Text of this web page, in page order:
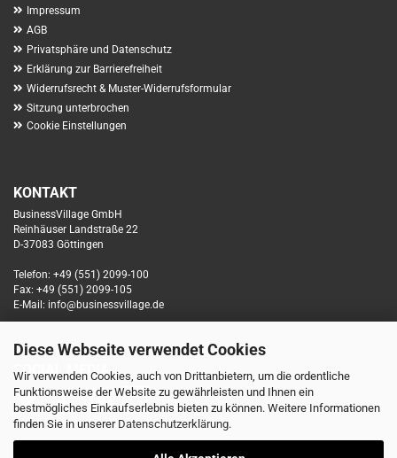
Diese Webseite verwendet Cookies
Wir verwenden Cookies, auch von Drittanbietern, um die ordentliche
Funktionsweise der Website zu gewährleisten und Ihnen ein
bestmögliches Einkaufserlebnis bieten zu können. Weitere Informationen
finden Sie in unserer Datenschutzerklärung.
Impressum
AGB
Privatsphäre und Datenschutz
Erklärung zur Barrierefreiheit
Widerrufsrecht & Muster-Widerrufsformular
Sitzung unterbrochen
Cookie Einstellungen
KONTAKT
BusinessVillage GmbH
Reinhäuser Landstraße 22
D-37083 Göttingen
Telefon: +49 (551) 2099-100
Fax: +49 (551) 2099-105
E-Mail: info@businessvillage.de
SOCIAL MEDIA